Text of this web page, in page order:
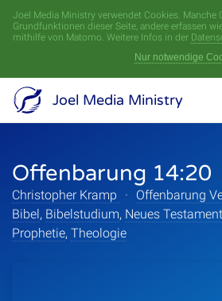
Joel Media Ministry verwendet Cookies. Manche
Grundfunktionen dieser Seite, andere erfassen
mithilfe von Matomo. Weitere Infos in der
Nur notwendige
Joel Media Ministry
Offenbarung 14:20
Christopher Kramp · Offenbarung
Bibel, Bibelstudium, Neues Testament
Prophetie, Theologie